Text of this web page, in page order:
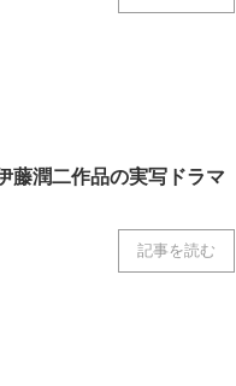
潤二作品の実写ドラマ
記事を読む